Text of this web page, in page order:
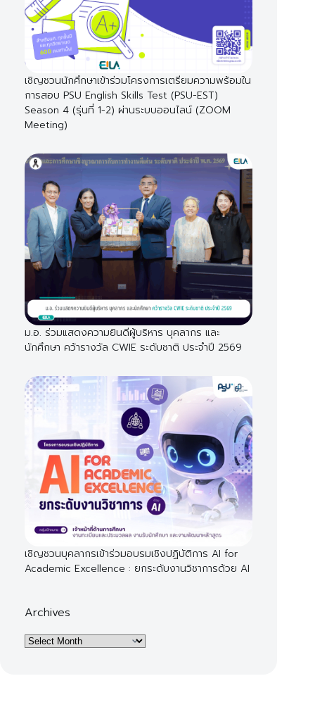
เชิญชวนนักศึกษาเข้าร่วมโครงการเตรียมความพร้อมใน
การสอบ PSU English Skills Test (PSU-EST)
Season 4 (รุ่นที่ 1-2) ผ่านระบบออนไลน์ (ZOOM
Meeting)
ม.อ. ร่วมแสดงความยินดีผู้บริหาร บุคลากร และ
นักศึกษา คว้ารางวัล CWIE ระดับชาติ ประจำปี 2569
เชิญชวนบุคลากรเข้าร่วมอบรมเชิงปฏิบัติการ AI for
Academic Excellence : ยกระดับงานวิชาการด้วย AI
Archives
Archives